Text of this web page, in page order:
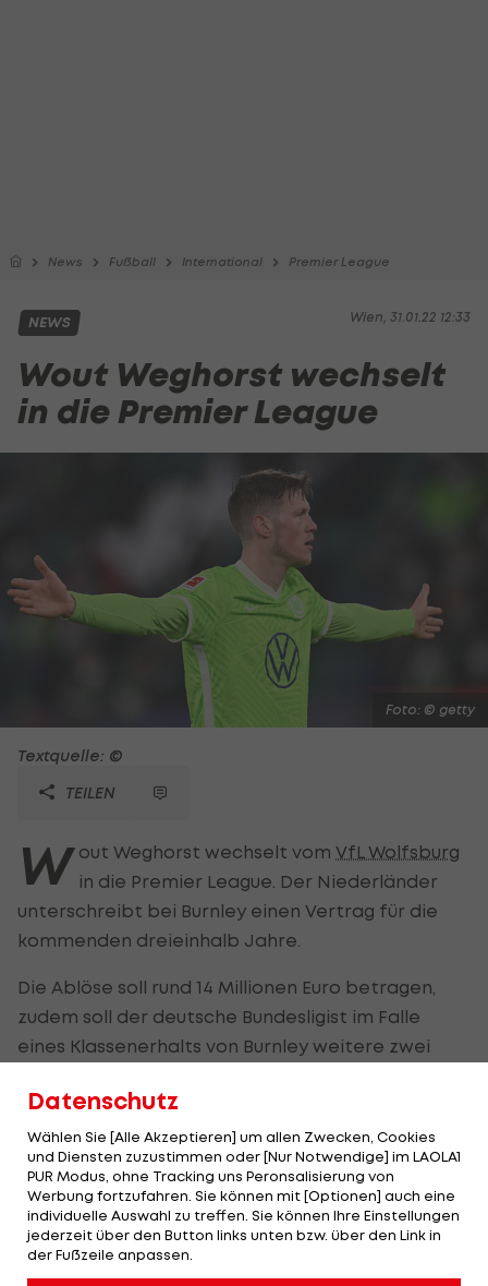
News Fußball International Premier League
Wien, 31.01.22 12:33
NEWS
Wout Weghorst wechselt
in die Premier League
Foto: © getty
Textquelle: ©
TEILEN
W out Weghorst wechselt vom VfL Wolfsburg
in die Premier League. Der Niederländer
unterschreibt bei Burnley einen Vertrag für die
kommenden dreieinhalb Jahre.
Die Ablöse soll rund 14 Millionen Euro betragen,
zudem soll der deutsche Bundesligist im Falle
eines Klassenerhalts von Burnley weitere zwei
Klubs und der Mannschaft fort", sagt Burnley-
Coach Sean Dyche.
Der 29-jährige Niederländer ist im Sommer 2018
für rund zehn Millionen Euro von Alkmaar zu
Datenschutz
Wählen Sie [Alle Akzeptieren] um allen Zwecken, Cookies
und Diensten zuzustimmen oder [Nur Notwendige] im LAOLA1
PUR Modus, ohne Tracking uns Peronsalisierung von
Werbung fortzufahren. Sie können mit [Optionen] auch eine
individuelle Auswahl zu treffen. Sie können Ihre Einstellungen
jederzeit über den Button links unten bzw. über den Link in
der Fußzeile anpassen.